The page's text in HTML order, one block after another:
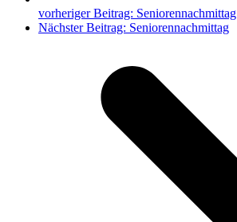
vorheriger Beitrag: Seniorennachmittag
Nächster Beitrag: Seniorennachmittag